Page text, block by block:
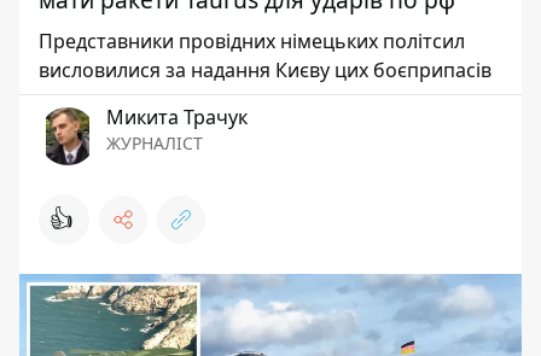
Представники провідних німецьких політсил
висловилися за надання Києву цих боєприпасів
Микита Трачук
ЖУРНАЛІСТ
👍